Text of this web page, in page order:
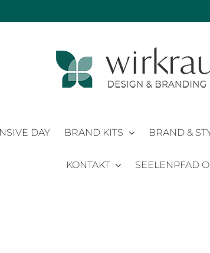
DAY BRAND KITS BRAND &
KONTAKT SEELENPFAD